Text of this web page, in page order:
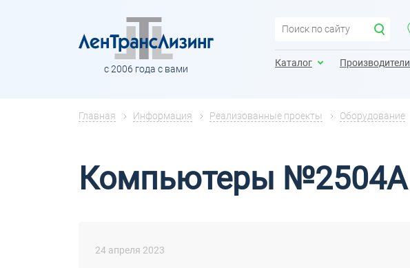
с 2006 года с вами
Каталог Производители
Главная Информация Реализованные проекты Оборудование
Компьютеры №2504A
24 апреля 2023